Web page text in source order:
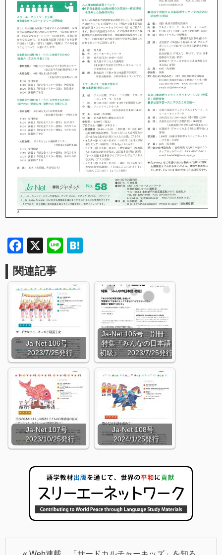
Facebook
X Line
関連記事
Ja-Net 106号
2023/7/25発行
Ja-Net 106号 別冊
特集『みんなの日本語
初級』 2023/7/25発行
Ja-Net 107号
2023/10/25発行
Ja-Net 108号
2024/1/25発行